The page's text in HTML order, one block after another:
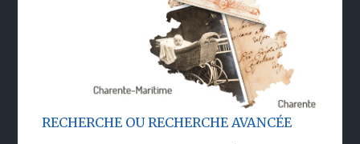
RECHERCHE OU RECHERCHE AVANCÉE